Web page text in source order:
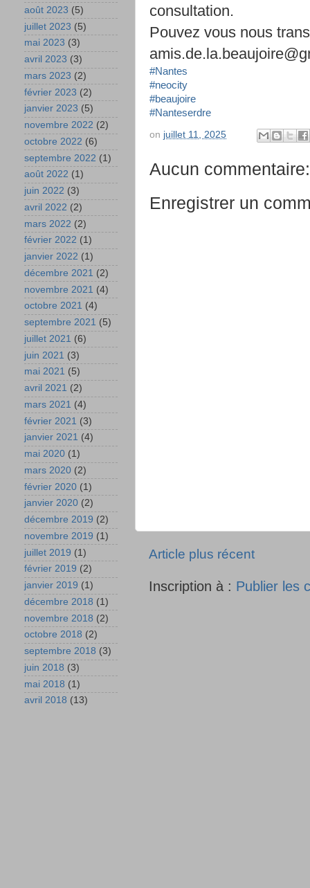
consultation.
Pouvez vous nous
#Nantes
#neocity
#beaujoire
#Nanteserdre
on juillet 11, 2025
Aucun commentaire:
Enregistrer un
Article plus récent
Inscription à : Publier les
août 2023 (5)
juillet 2023 (5)
mai 2023 (3)
avril 2023 (3)
mars 2023 (2)
février 2023 (2)
janvier 2023 (5)
novembre 2022 (2)
octobre 2022 (6)
septembre 2022 (1)
août 2022 (1)
juin 2022 (3)
avril 2022 (2)
mars 2022 (2)
février 2022 (1)
janvier 2022 (1)
décembre 2021 (2)
novembre 2021 (4)
octobre 2021 (4)
septembre 2021 (5)
juillet 2021 (6)
juin 2021 (3)
mai 2021 (5)
avril 2021 (2)
mars 2021 (4)
février 2021 (3)
janvier 2021 (4)
mai 2020 (1)
mars 2020 (2)
février 2020 (1)
janvier 2020 (2)
décembre 2019 (2)
novembre 2019 (1)
juillet 2019 (1)
février 2019 (2)
janvier 2019 (1)
décembre 2018 (1)
novembre 2018 (2)
octobre 2018 (2)
septembre 2018 (3)
juin 2018 (3)
mai 2018 (1)
avril 2018 (13)